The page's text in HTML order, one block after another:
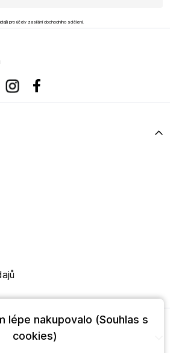
pro účely zasílání obchodního sdělení.
InstagramFacebook
lépe nakupovalo (Souhlas s
cookies)